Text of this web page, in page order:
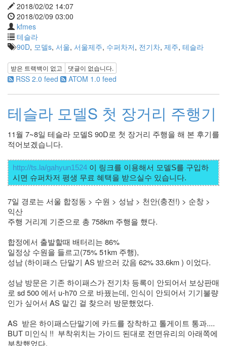
2018/02/02 14:07
2018/02/09 03:00
kfmes
테슬라
90D, 모델s, 서울, 서울제주, 수퍼차저, 전기차, 제주, 테슬라
받은 트랙백이 없고 댓글이 없습니다.
RSS 2.0 feed ATOM 1.0 feed
테슬라 모델S 첫 장거리 주행기
11월 7~8일 테슬라 모델S 90D로 첫 장거리 주행을 해 본 후기를
적어보겠습니다.
http://ts.la/gahyun1524 이 링크를 이용해서 모델S를 구입하
7일 경로는 서울 합정동 > 수원 > 성남 > 천안(충전!) > 순창 >
익산
주행 거리계 기준으로 총 758km 주행을 했다.
합정에서 출발할때 배터리는 86%
일정상 수원을 들르고(75% 51km 주행),
성남 (하이패스 단말기 AS 받으러 갔음 62% 33.6km ) 이었다.
성남 방문은 기존 하이패스가 전기차 등록이 안되어서 보상판매
로 sd 500 에서 u-h70 으로 바꿨는데, 인식이 안되어서 기기불량
인가 싶어서 AS 맡긴 걸 찾으러 방문했었다.
AS  받은 하이패스단말기에 카드를 장착하고 톨게이트 통과....
BUT 미인식 !!  부착위치는 가이드 된대로 전면유리의 아래쪽에
부착했었다.
눅
스
OpenSource
Swing
SWT
화
이
보
자
바
pspsdk
차
데
아
답
터
Notices
Find!
Categories
전